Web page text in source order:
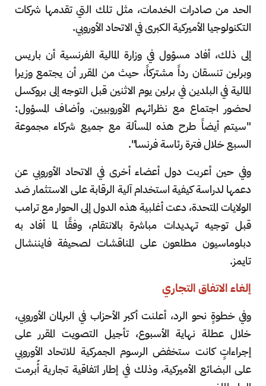
الحد من صادرات الخدمات، مثل تلك التي تقدمها شركات
التكنولوجيا الأميركية الكبرى في الاتحاد الأوروبي.
إلى ذلك، أفاد مسؤول في وزارة المالية الفرنسية أن باريس
وبرلين تنسقان رداً مشتركاً، حيث من المقرر أن يجتمع وزيرا
المالية في البلدين في برلين يوم الاثنين قبل التوجه إلى بروكسل
لحضور اجتماع مع نظرائهم الأوروبيين. وأضاف المسؤول:
"سيتم أيضاً طرح هذه المسألة مع جميع شركاء مجموعة
السبع خلال فترة رئاسة فرنسا".
وفي حين أعربت دول أعضاء أخرى في الاتحاد الأوروبي عن
دعمها لدراسة كيفية استخدام آلية الرقابة على الاستثمار ضد
الولايات المتحدة، دعت أغلبية هذه الدول إلى الحوار مع ترامب
قبل توجيه تهديدات مباشرة بالانتقام، وفقًا لما أفاد به
دبلوماسيون مطلعون على المناقشات لصحيفة فايننشال
تايمز.
إلغاء الاتفاق التجاري
وفي خطوةٍ نحو الرد، أعلنت أكبر الأحزاب في البرلمان الأوروبي،
خلال عطلة نهاية الأسبوع، تأجيل التصويت المقرر على
إجراءاتٍ كانت ستخفض الرسوم الجمركية للاتحاد الأوروبي
على البضائع الأميركية، وذلك في إطار اتفاقية تجارية أُبرمت